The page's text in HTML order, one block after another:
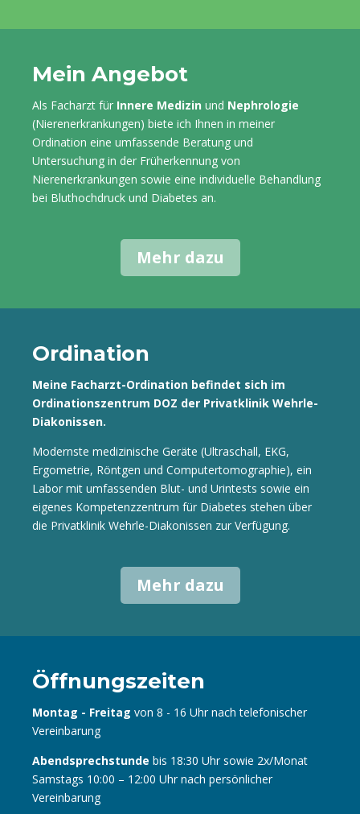
Mein Angebot
Als Facharzt für Innere Medizin und Nephrologie
(Nierenerkrankungen) biete ich Ihnen in meiner
Ordination eine umfassende Beratung und
Untersuchung in der Früherkennung von
Nierenerkrankungen sowie eine individuelle Behandlung
bei Bluthochdruck und Diabetes an.
Mehr dazu
Ordination
Meine Facharzt-Ordination befindet sich im
Ordinationszentrum DOZ der Privatklinik Wehrle-
Diakonissen.
Modernste medizinische Geräte (Ultraschall, EKG,
Ergometrie, Röntgen und Computertomographie), ein
Labor mit umfassenden Blut- und Urintests sowie ein
eigenes Kompetenzzentrum für Diabetes stehen über
die Privatklinik Wehrle-Diakonissen zur Verfügung.
Mehr dazu
Öffnungszeiten
Montag - Freitag von 8 - 16 Uhr nach telefonischer
Vereinbarung
Abendsprechstunde bis 18:30 Uhr sowie 2x/Monat
Samstags 10:00 – 12:00 Uhr nach persönlicher
Vereinbarung